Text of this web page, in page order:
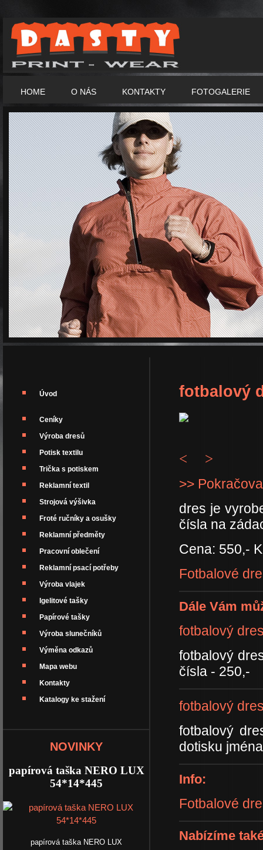
HOME O NÁS KONTAKTY FOTOGALERIE
Úvod
Ceníky
Výroba dresů
Potisk textilu
Trička s potiskem
Reklamní textil
Strojová výšivka
Froté ručníky a osušky
Reklamní předměty
Pracovní oblečení
Reklamní psací potřeby
Výroba vlajek
Igelitové tašky
Papírové tašky
Výroba slunečníků
Výměna odkazů
Mapa webu
Kontakty
Katalogy ke stažení
NOVINKY
papírová taška NERO LUX
54*14*445
papírová taška NERO LUX
fotbalový
< >
>>
dres je
čísla na
Cena: 550,-
Fotbalové
Dále Vám
fotbalový
fotbalový
čísla - 250,-
fotbalový
fotbalový
dotisku
Info:
Fotbalové
Nabízíme